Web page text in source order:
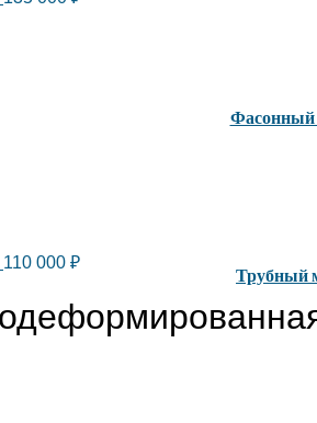
Фасонный
Трубный
110 000 ₽